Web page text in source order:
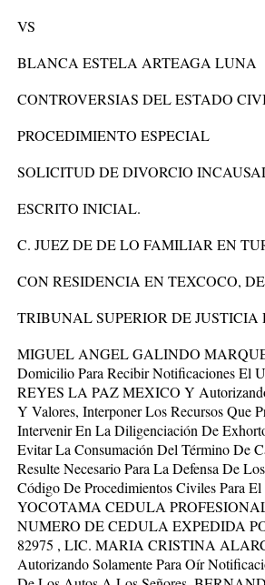
VS
BLANCA ESTELA ARTEAGA LUNA
CONTROVERSIAS DEL ESTADO
PROCEDIMIENTO ESPECIAL
SOLICITUD DE DIVORCIO
ESCRITO INICIAL.
C. JUEZ DE DE LO FAMILIAR EN
CON RESIDENCIA EN TEXCOCO,
TRIBUNAL SUPERIOR DE
MIGUEL ANGEL GALINDO
Domicilio Para Recibir Notificaciones
REYES LA PAZ MEXICO Y
Y Valores, Interponer Los Recursos Que
Intervenir En La Diligenciación De
Evitar La Consumación Del Término De
Resulte Necesario Para La Defensa De
Código De Procedimientos Civiles Para
YOCOTAMA CEDULA
NUMERO DE CEDULA EXPEDIDA
82975 , LIC. MARIA CRISTINA
Autorizando Solamente Para Oír